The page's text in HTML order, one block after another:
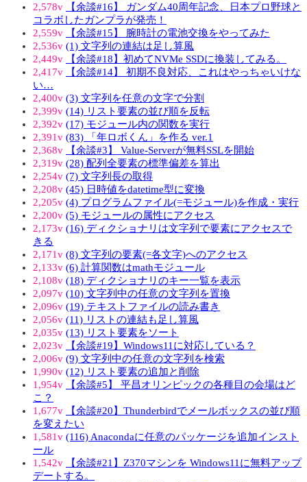
2,578v
【余談#16】 ガンダム40周年記念、日本プロ野球と
コラボしたガンプラが発売！
2,559v
【余談#15】 腕時計の電池交換をやってみた
2,536v (1) 文字列の連結は足し算風
2,449v
【余談#18】初めてNVMe SSDに換装してみる。
2,417v
【余談#14】 初期不良対応、これはやっちゃいけな
い…
2,400v (3) 文字列を任意の文字で分割
2,399v (14) リスト要素の並び順を反転
2,392v (17) モジュール内の関数を実行
2,391v (83) 「年ロボくん」を作る ver.1
2,368v
【余談#3】 Value-Serverが無料SSLを開始
2,319v (28) 配列全要素の標準偏差を算出
2,254v (7) 文字列長の取得
2,208v (45) 日時値をdatetime型に変換
2,205v (4) プログラムファイル(=モジュール)を作成・実行
2,200v (5) モジュールの属性にアクセス
2,173v (16) ディクショナリは文字列で要素にアクセスで
きる
2,171v (8) 文字列の要素(=各文字)へのアクセス
2,133v (6) 計算関数はmathモジュール
2,108v (18) ディクショナリのキー一覧を表示
2,097v (10) 文字列中の任意の文字列を置換
2,096v (19) テキストファイルの読み書き
2,056v (11) リストの連結も足し算風
2,035v (13) リスト要素をソート
2,023v
【余談#19】Windows11に対応している？
2,006v (9) 文字列中の任意の文字列を検索
1,990v (12) リスト要素の追加と削除
1,954v
【余談#5】 平昌オリンピックの各種目の会場はど
こ？
1,677v
【余談#20】Thunderbirdでメールボックスの並び順
を変えたい
1,581v (116) Anacondaに任意のパッケージを追加インスト
ール
1,542v
【余談#21】Z370マシンを Windows11に無料アップ
デートする。